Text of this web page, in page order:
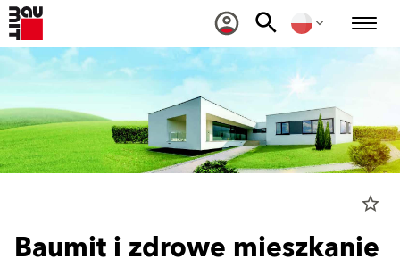
star_border
Baumit i zdrowe mieszkanie